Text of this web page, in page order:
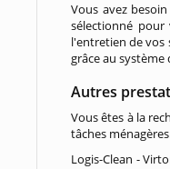
Vous avez
sélectionné pour
l'entretien de vos
grâce au
Autres
Vous êtes à la
tâches
Logis-Clean -